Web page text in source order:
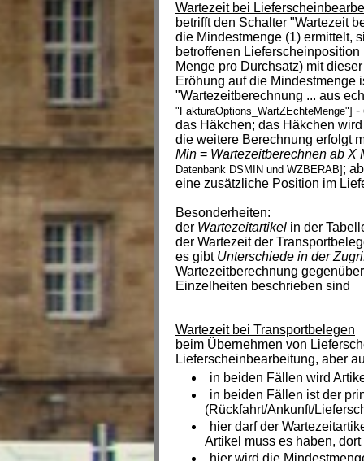
Wartezeit bei
betrifft den Schalter "Wartezeit
die Mindestmenge (1) ermittelt,
betroffenen
Menge pro Durchsatz) mit
Eröhung auf die Mindestmenge
"Wartezeitberechnung ... aus
"FakturaOptions_WartZEchteMenge"] -
das Häkchen; das Häkchen
die weitere Berechnung erfolgt
Min = Wartezeitberechnen ab X
Datenbank DSMIN und WZBERAB] ;
eine zusätzliche Position im
Besonderheiten:
der Wartezeitartikel in der
der Wartezeit der
es gibt Unterschiede in der
Wartezeitberechnung
Einzelheiten beschrieben sind
Wartezeit bei Transportbelegen
beim Übernehmen von
Lieferscheinbearbeitung, aber
in beiden Fällen wird
in beiden Fällen ist der
(Rückfahrt/Ankunft/
hier darf der
Artikel muss es haben,
hier wird die